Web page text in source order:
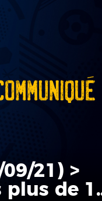
21) >
plus de